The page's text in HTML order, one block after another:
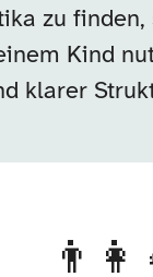
zu
Kind
klarer